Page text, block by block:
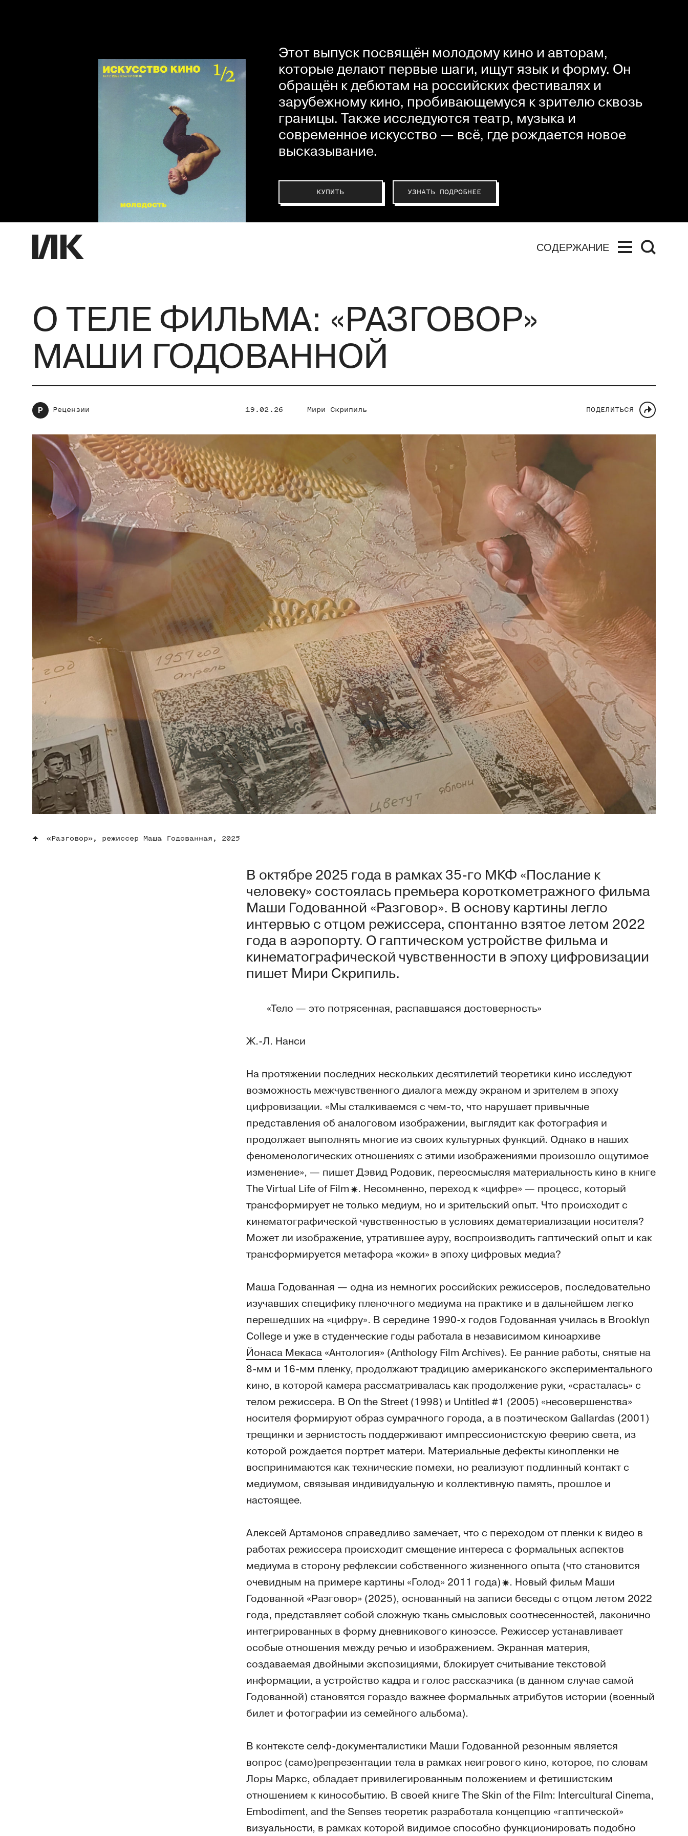
Этот выпуск посвящён молодому кино и авторам,
которые делают первые шаги, ищут язык и форму. Он
обращён к дебютам на российских фестивалях и
зарубежному кино, пробивающемуся к зрителю сквозь
границы. Также исследуются театр, музыка и
современное искусство — всё, где рождается новое
высказывание.
КУПИТЬ УЗНАТЬ ПОДРОБНЕЕ
СОДЕРЖАНИЕ
О ТЕЛЕ ФИЛЬМА: «РАЗГОВОР»
МАШИ ГОДОВАННОЙ
Р Рецензии 19.02.26 Мири Скрипиль ПОДЕЛИТЬСЯ
«Разговор», режиссер Маша Годованная, 2025
В октябре 2025 года в рамках 35-го МКФ «Послание к
человеку» состоялась премьера короткометражного фильма
Маши Годованной «Разговор». В основу картины легло
интервью с отцом режиссера, спонтанно взятое летом 2022
года в аэропорту. О гаптическом устройстве фильма и
кинематографической чувственности в эпоху цифровизации
пишет Мири Скрипиль.
«Тело — это потрясенная, распавшаяся достоверность»
Ж.-Л. Нанси
На протяжении последних нескольких десятилетий теоретики кино исследуют
возможность межчувственного диалога между экраном и зрителем в эпоху
цифровизации. «Мы сталкиваемся с чем-то, что нарушает привычные
представления об аналоговом изображении, выглядит как фотография и
продолжает выполнять многие из своих культурных функций. Однако в наших
феноменологических отношениях с этими изображениями произошло ощутимое
изменение», — пишет Дэвид Родовик, переосмысляя материальность кино в книге
The Virtual Life ofFilm
. Несомненно, переход к «цифре» — процесс, который
трансформирует не только медиум, но и зрительский опыт. Что происходит с
кинематографической чувственностью в условиях дематериализации носителя?
Может ли изображение, утратившее ауру, воспроизводить гаптический опыт и как
трансформируется метафора «кожи» в эпоху цифровых медиа?
Маша Годованная — одна из немногих российских режиссеров, последовательно
изучавших специфику пленочного медиума на практике и в дальнейшем легко
перешедших на «цифру». В середине 1990-х годов Годованная училась в Brooklyn
College и уже в студенческие годы работала в независимом киноархиве
Йонаса Мекаса «Антология» (Anthology Film Archives). Ее ранние работы, снятые на
8-мм и 16-мм пленку, продолжают традицию американского экспериментального
кино, в которой камера рассматривалась как продолжение руки, «срасталась» с
телом режиссера. В On the Street (1998) и Untitled #1 (2005) «несовершенства»
носителя формируют образ сумрачного города, а в поэтическом Gallardas (2001)
трещинки и зернистость поддерживают импрессионистскую феерию света, из
которой рождается портрет матери. Материальные дефекты кинопленки не
воспринимаются как технические помехи, но реализуют подлинный контакт с
медиумом, связывая индивидуальную и коллективную память, прошлое и
настоящее.
Алексей Артамонов справедливо замечает, что с переходом от пленки к видео в
работах режиссера происходит смещение интереса с формальных аспектов
медиума в сторону рефлексии собственного жизненного опыта (что становится
очевидным на примере картины «Голод» 2011 года)
. Новый фильм Маши
Годованной «Разговор» (2025), основанный на записи беседы с отцом летом 2022
года, представляет собой сложную ткань смысловых соотнесенностей, лаконично
интегрированных в форму дневникового киноэссе. Режиссер устанавливает
особые отношения между речью и изображением. Экранная материя,
создаваемая двойными экспозициями, блокирует считывание текстовой
информации, а устройство кадра и голос рассказчика (в данном случае самой
Годованной) становятся гораздо важнее формальных атрибутов истории (военный
билет и фотографии из семейного альбома).
В контексте селф-документалистики Маши Годованной резонным является
вопрос (само)репрезентации тела в рамках неигрового кино, которое, по словам
Лоры Маркс, обладает привилегированным положением и фетишистским
отношением к кинособытию. В своей книге The Skin of the Film: Intercultural Cinema,
Embodiment, and the Senses теоретик разработала концепцию «гаптической»
визуальности, в рамках которой видимое способно функционировать подобно